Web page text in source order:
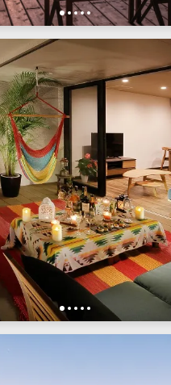
1 2 345
1 2 3 4 5